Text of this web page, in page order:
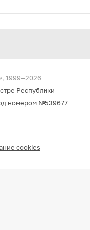
1999—2026
Республики
номером №539677
cookies